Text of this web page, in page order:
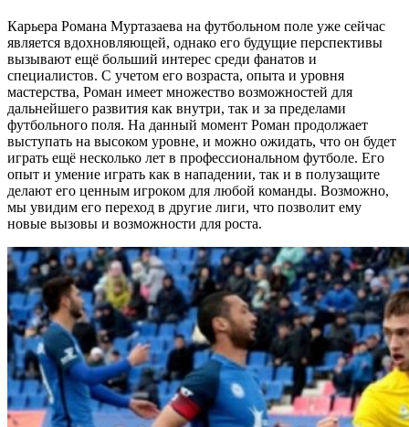
Карьера Романа Муртазаева на футбольном поле уже сейчас
является вдохновляющей, однако его будущие перспективы
вызывают ещё больший интерес среди фанатов и
специалистов. С учетом его возраста, опыта и уровня
мастерства, Роман имеет множество возможностей для
дальнейшего развития как внутри, так и за пределами
футбольного поля. На данный момент Роман продолжает
выступать на высоком уровне, и можно ожидать, что он будет
играть ещё несколько лет в профессиональном футболе. Его
опыт и умение играть как в нападении, так и в полузащите
делают его ценным игроком для любой команды. Возможно,
мы увидим его переход в другие лиги, что позволит ему
новые вызовы и возможности для роста.